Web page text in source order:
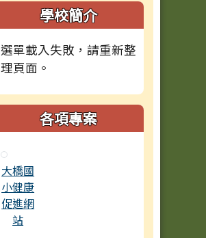
學校簡介
選單載入失敗，請重新整
理頁面。
各項專案
大橋國
小健康
促進網
站